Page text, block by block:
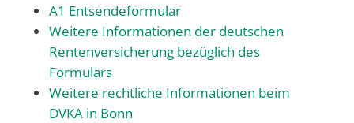
A1 Entsendeformular
Weitere Informationen der deutschen
Rentenversicherung bezüglich des
Formulars
Weitere rechtliche Informationen beim
DVKA in Bonn